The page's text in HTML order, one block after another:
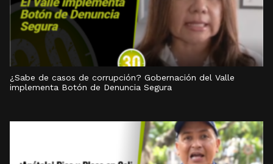
¿Sabe de casos de corrupción? Gobernación del Valle
implementa Botón de Denuncia Segura